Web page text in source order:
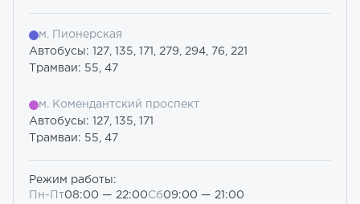
м. Пионерская
Автобусы: 127, 135, 171, 279, 294, 76, 221
Трамваи: 55, 47
м. Комендантский проспект
Автобусы: 127, 135, 171
Трамваи: 55, 47
Режим работы:
Пн-Пт08:00 — 22:00Сб09:00 — 21:00